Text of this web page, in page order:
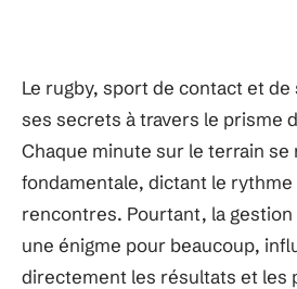
Le rugby, sport de contact et
ses secrets à travers le prisme
Chaque minute sur le terrain se
fondamentale, dictant le rythme
rencontres. Pourtant, la
une énigme pour beaucoup,
directement les résultats et les